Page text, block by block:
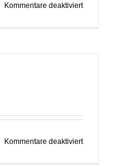
Kommentare deaktiviertfür
Kommentare deaktiviertfür